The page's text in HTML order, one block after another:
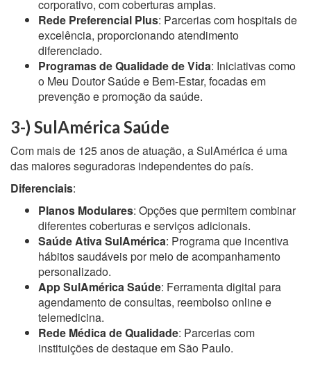
corporativo, com coberturas amplas.
Rede Preferencial Plus: Parcerias com hospitais de
excelência, proporcionando atendimento
diferenciado.
Programas de Qualidade de Vida: Iniciativas como
o Meu Doutor Saúde e Bem-Estar, focadas em
prevenção e promoção da saúde.
3-) SulAmérica Saúde
Com mais de 125 anos de atuação, a SulAmérica é uma
das maiores seguradoras independentes do país.
Diferenciais:
Planos Modulares: Opções que permitem combinar
diferentes coberturas e serviços adicionais.
Saúde Ativa SulAmérica: Programa que incentiva
hábitos saudáveis por meio de acompanhamento
personalizado.
App SulAmérica Saúde: Ferramenta digital para
agendamento de consultas, reembolso online e
telemedicina.
Rede Médica de Qualidade: Parcerias com
instituições de destaque em São Paulo.